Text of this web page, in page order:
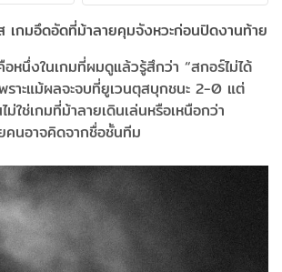
หนึ่งในเกมที่ผมดูแล้วรู้สึกว่า “สกอร์ไม่ได้
ราะแม้ผลจะจบที่ยูเวนตุสบุกชนะ 2-0 แต่
ช่เกมที่ม้าลายเดินเล่นหรือเหนือกว่า
นอาจคิดจากชื่อชั้นทีม